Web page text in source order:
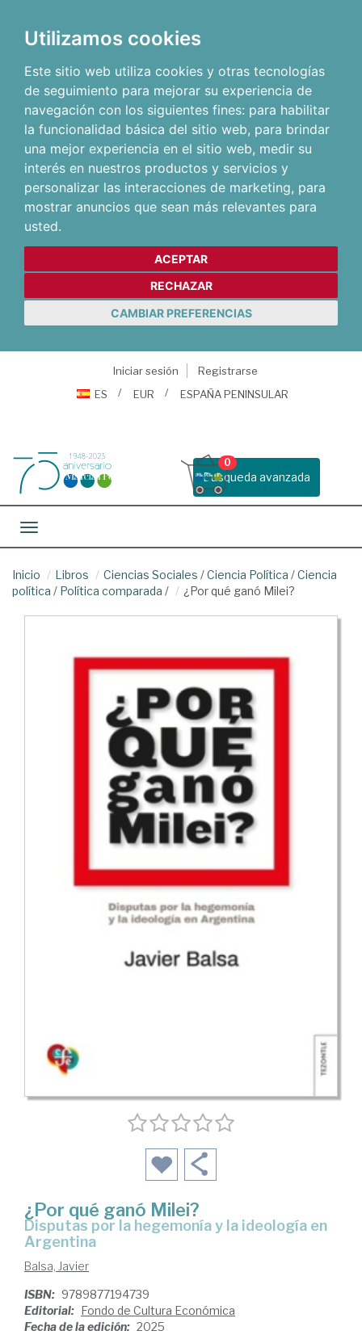
Utilizamos cookies
Este sitio web utiliza cookies y otras tecnologías
de seguimiento para mejorar su experiencia de
navegación con los siguientes fines: para habilitar
la funcionalidad básica del sitio web, para brindar
una mejor experiencia en el sitio web, medir su
interés en nuestros productos y servicios y
personalizar las interacciones de marketing, para
mostrar anuncios que sean más relevantes para
usted.
ACEPTAR
RECHAZAR
CAMBIAR PREFERENCIAS
Iniciar sesión
Registrarse
ES
EUR ESPAÑA PENINSULAR
Busqueda avanzada
0
Toggle navigation
Inicio Libros Ciencias Sociales /Ciencia Política /Ciencia
política / Política comparada / ¿Por qué ganó Milei?
¿Por qué ganó Milei?
Disputas por la hegemonía y la ideología en
Argentina
Balsa, Javier
ISBN: 9789877194739
Editorial: Fondo de Cultura Económica
Fecha de la edición: 2025